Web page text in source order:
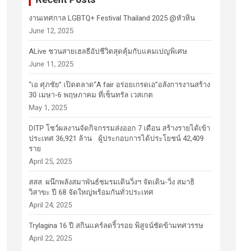
งานเทศกาล LGBTQ+ Festival Thailand 2025 @หัวหิน
June 12, 2025
ALive ชวนสายเฮลธีอัปชีวิตสุดคุ้มกับแคมเปญพิเศษ
June 11, 2025
“เอ ศุภชัย” เปิดตลาด“A fair อร่อยเกรดเอ”อลังการงานสร้าง
30 เมษา-6 พฤษภาคม ที่เซ็นทรัล เวสเกต
May 1, 2025
DITP โชว์ผลงานจัดกิจกรรมส่งออก 7 เดือน สร้างรายได้เข้า
ประเทศ 36,921 ล้าน ผู้ประกอบการได้ประโยชน์ 42,409
ราย
April 25, 2025
สสส. ผนึกพลังสมาพันธ์ชมรมเดินวิ่งฯ จัดเดิน-วิ่ง สมาธิ
วิสาขะ ปี 68 จัดใหญ่พร้อมกันทั่วประเทศ
April 24, 2025
Trylagina 16 ปี สกินแคร์ลดริ้วรอย พิสูจน์ชัดข้ามทศวรรษ
April 22, 2025